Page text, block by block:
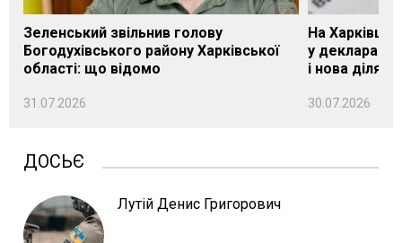
Зеленський звільнив голову
Богодухівського району Харківської
області: що відомо
31.07.2026
На
у декларації
і нова
30.07.2026
ДОСЬЄ
Лутій Денис Григорович